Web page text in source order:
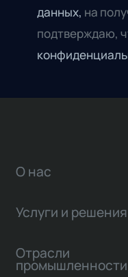
данных, на
подтверждаю,
О нас
Услуги и решения
Отрасли
промышленности